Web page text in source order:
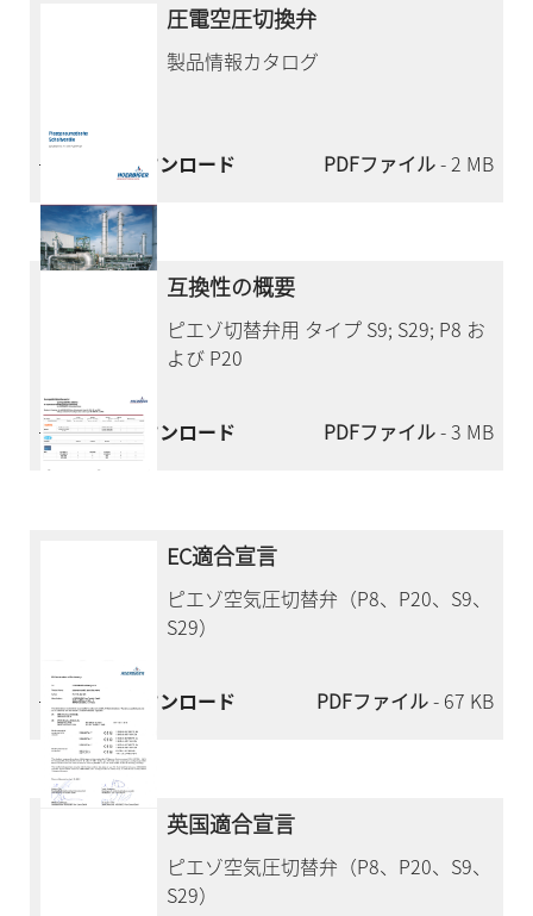
圧電空圧切換弁
製品情報カタログ
今すぐダウンロード PDFファイル- 2 MB
互換性の概要
ピエゾ切替弁用 タイプ S9; S29; P8 お
よび P20
今すぐダウンロード PDFファイル- 3 MB
EC適合宣言
ピエゾ空気圧切替弁（P8、P20、S9、
S29）
今すぐダウンロード PDFファイル- 67 KB
英国適合宣言
ピエゾ空気圧切替弁（P8、P20、S9、
S29）